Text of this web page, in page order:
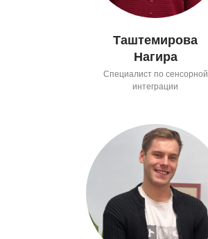
Таштемирова
Нагира
Специалист по сенсорной
интеграции